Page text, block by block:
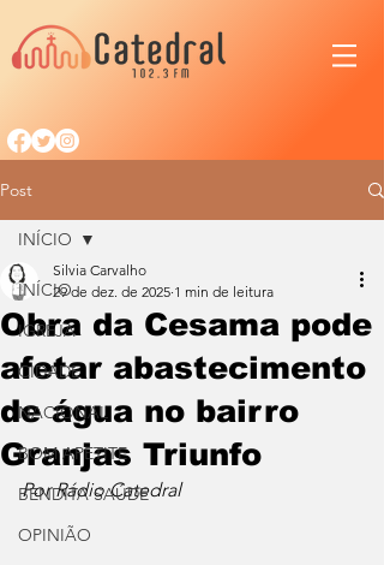
Post
INÍCIO
IGREJA
CIDADE
NACIONAL
BOM APETITE
BENDITA SAÚDE
OPINIÃO
INÍCIO
Obra da Cesama pode
afetar abastecimento
de água no bairro
Granjas Triunfo
Silvia Carvalho
29 de dez. de 2025 1 min de leitura
Por Rádio Catedral